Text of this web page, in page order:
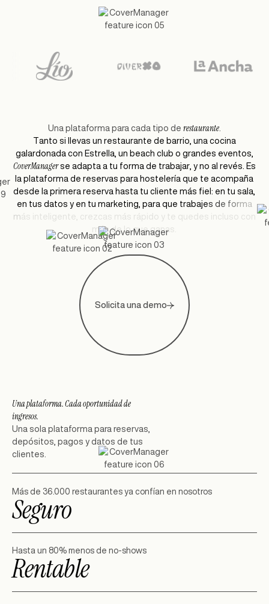
Una plataforma para cada tipo de restaurante.
Tanto si evas un restaurante d e barrio, una cocina
gal ardonada con Estre a, un beach cl u b o grand es eventos,
CoverManager se adapta a tu forma d e trabajar, y no al revés. Es
la p lataforma d e reservas para hoste ería que te acompaña
d esd e la primera reserva hasta tu c liente más fie l: en tu sa la,
en tus datos y en tu marketing, para que trabajes d e forma
más in te igen te c r ezc as más r ápid o y te qued es inc uso c on
más de lo que ganas
Solicita una demo
Una plataforma. Cada oportunidad de
ingresos.
Una sola plataforma para reservas,
depósitos, pagos y datos de tus
clientes.
Más de 36.000 restaurantes ya confían en nosotros
Seguro
Hasta un 80% menos de no-shows
Rentable